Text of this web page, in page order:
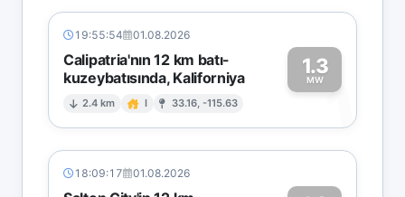
19:55:54 01.08.2026
Calipatria'nın 12 km batı-
kuzeybatısında, Kaliforniya
2.4 km I 33.16, -115.63
1.3
MW1
18:09:17 01.08.2026